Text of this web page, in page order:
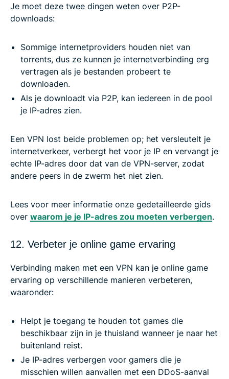
Je moet deze twee dingen weten over P2P-
downloads:
Sommige internetproviders houden niet van
torrents, dus ze kunnen je internetverbinding erg
vertragen als je bestanden probeert te
downloaden.
Als je downloadt via P2P, kan iedereen in de pool
je IP-adres zien.
Een VPN lost beide problemen op; het versleutelt je
internetverkeer, verbergt het voor je IP en vervangt je
echte IP-adres door dat van de VPN-server, zodat
andere peers in de zwerm het niet zien.
Lees voor meer informatie onze gedetailleerde gids
over waarom je je IP-adres zou moeten verbergen.
12. Verbeter je online game ervaring
Verbinding maken met een VPN kan je online game
ervaring op verschillende manieren verbeteren,
waaronder:
Helpt je toegang te houden tot games die
beschikbaar zijn in je thuisland wanneer je naar het
buitenland reist.
Je IP-adres verbergen voor gamers die je
misschien willen aanvallen met een DDoS-aanval